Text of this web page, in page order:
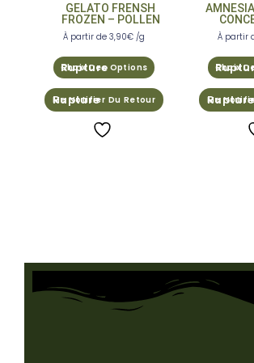
GELATO FRENSH
FROZEN – POLLEN
À partir de 3,90€ /g
Choix Des Options
Me Notifier Du Retour
À partir
Choix
Me